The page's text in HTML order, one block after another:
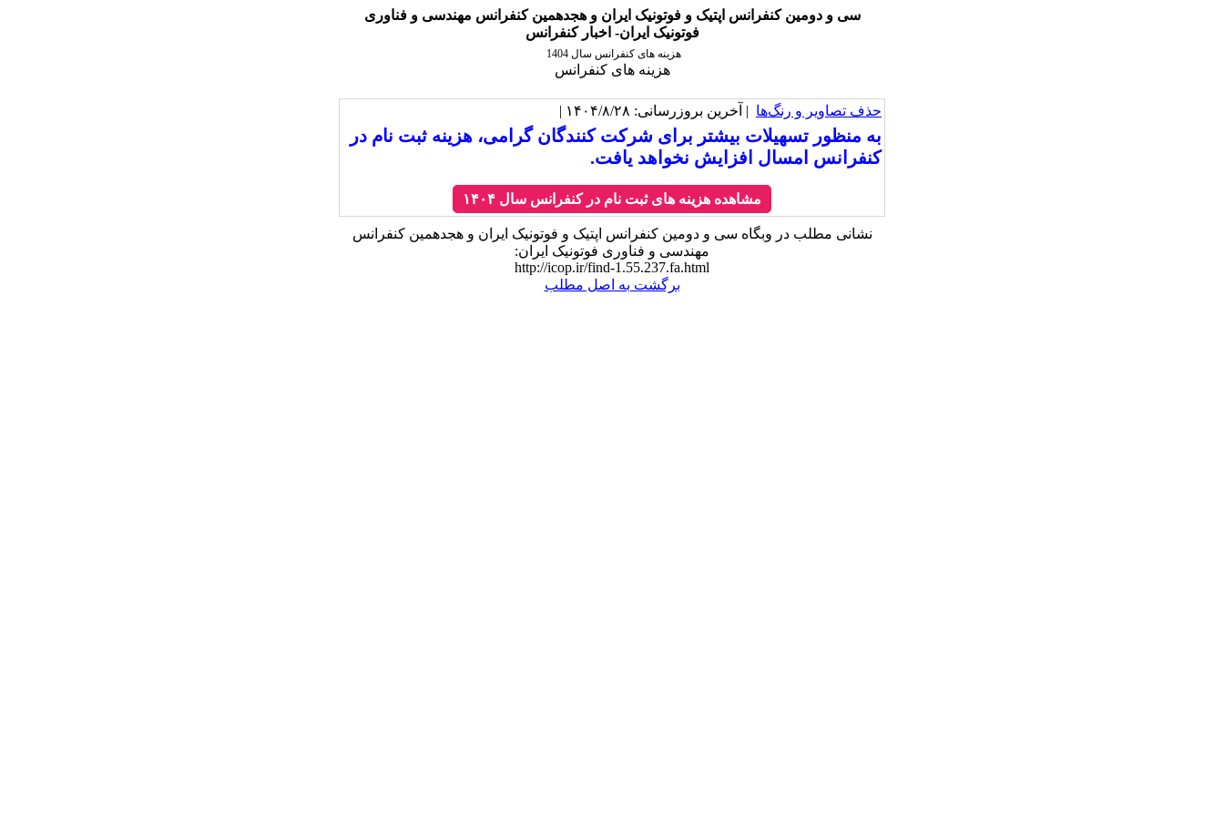
سی و دومین کنفرانس اپتيک و فوتونيک ایران و هجدهمين کنفرانس مهندسی و فناوری
فوتونيک ايران- اخبار کنفرانس
هزینه های کنفرانس سال 1404
هزینه های کنفرانس
حذف تصاویر و رنگ‌ها | آخرین بروزرسانی: ۱۴۰۴/۸/۲۸ |
به منظور تسهیلات بیشتر برای شرکت کنندگان گرامی، هزینه ثبت نام در
کنفرانس امسال افزایش نخواهد یافت.
مشاهده هزینه های ثبت نام در کنفرانس سال ۱۴۰۴
نشانی مطلب در وبگاه سی و دومین کنفرانس اپتيک و فوتونيک ایران و هجدهمين کنفرانس
مهندسی و فناوری فوتونيک ايران:
http://icop.ir/find-1.55.237.fa.html
برگشت به اصل مطلب